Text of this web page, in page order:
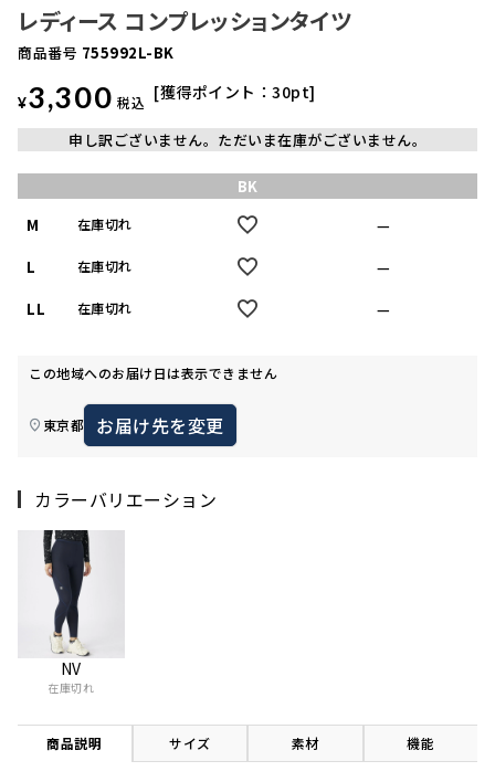
レディース コンプレッションタイツ
商品番号 755992L-BK
¥3,300 税込 獲得ポイント：30pt
申し訳ございません。ただいま在庫がございません。
BK
M
在庫切れ
—
L
在庫切れ
—
LL
在庫切れ —
この地域へのお届け日は表示できません
東京都 お届け先を変更
カラーバリエーション
NV
在庫切れ
商品説明 サイズ 素材 機能